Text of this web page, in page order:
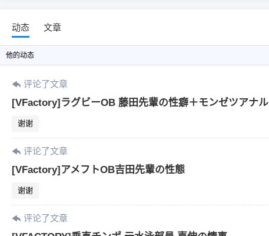
动态 文章
他的动态
评论了文章
[VFactory]ラグビーOB 藤田先輩の性癖＋モンゼツアナル
谢谢
评论了文章
[VFactory]アメフトOB吉田先輩の性態
谢谢
评论了文章